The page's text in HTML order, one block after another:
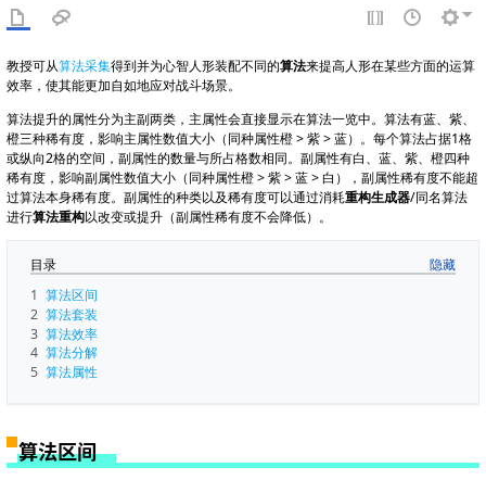
教授可从算法采集得到并为心智人形装配不同的算法来提高人形在某些方面的运算
效率，使其能更加自如地应对战斗场景。
算法提升的属性分为主副两类，主属性会直接显示在算法一览中。算法有蓝、紫、
橙三种稀有度，影响主属性数值大小（同种属性橙 > 紫 > 蓝）。每个算法占据1格
或纵向2格的空间，副属性的数量与所占格数相同。副属性有白、蓝、紫、橙四种
稀有度，影响副属性数值大小（同种属性橙 > 紫 > 蓝 > 白），副属性稀有度不能超
过算法本身稀有度。副属性的种类以及稀有度可以通过消耗重构生成器/同名算法
进行算法重构以改变或提升（副属性稀有度不会降低）。
目录
1 算法区间
2 算法套装
3 算法效率
4 算法分解
5 算法属性
算法区间